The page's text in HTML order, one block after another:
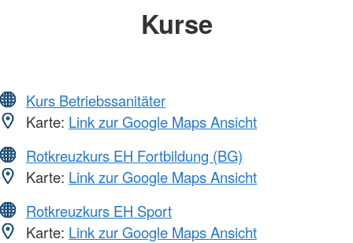
Kurse
Kurs Betriebssanitäter
Karte: Link zur Google Maps Ansicht
Rotkreuzkurs EH Fortbildung (BG)
Karte: Link zur Google Maps Ansicht
Rotkreuzkurs EH Sport
Karte: Link zur Google Maps Ansicht